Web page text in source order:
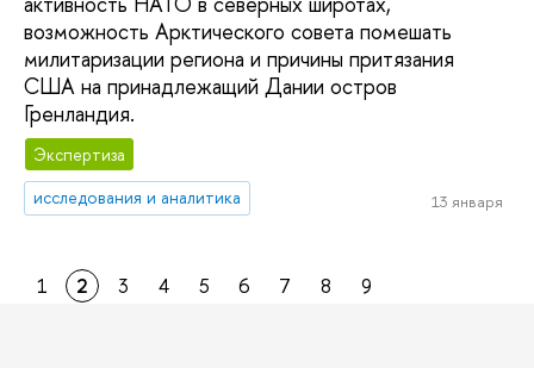
возможность Арктического совета помешать
милитаризации региона и причины притязания
США на принадлежащий Дании остров
Гренландия.
Экспертиза
исследования и аналитика
13 января
1 2 3 4 5 6 7 8 9